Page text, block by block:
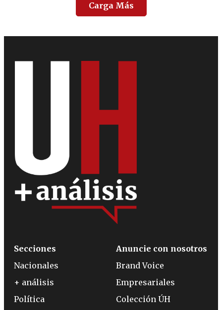
Carga Más
Secciones
Nacionales
+ análisis
Política
Anuncie con nosotros
Brand Voice
Empresariales
Colección ÚH